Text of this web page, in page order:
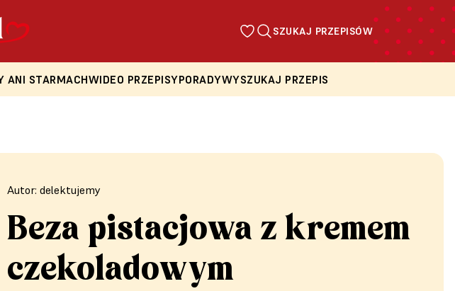
SZUKAJ PRZEPISÓW
ANI STARMACHWIDEO PRZEPISYPORADYWYSZUKAJ PRZEPIS
Autor: delektujemy
Beza pistacjowa z kremem
czekoladowym